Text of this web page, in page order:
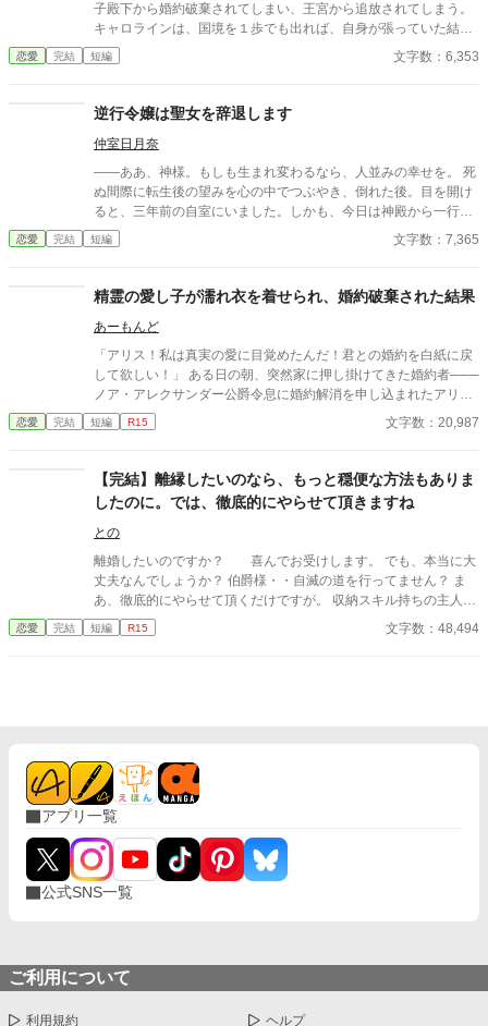
子殿下から婚約破棄されてしまい、王宮から追放されてしまう。
キャロラインは、国境を１歩でも出れば、自身が張っていた結界
が消えてしまうのだ。 結界が消えた王国はいかに？
恋愛 完結 短編 文字数：6,353
逆行令嬢は聖女を辞退します
仲室日月奈
――ああ、神様。もしも生まれ変わるなら、人並みの幸せを。 死
ぬ間際に転生後の望みを心の中でつぶやき、倒れた後。目を開け
ると、三年前の自室にいました。しかも、今日は神殿から一行が
やってきて「聖女としてお出迎え」する日ですって？ 聖女なんて
お断りです！
恋愛 完結 短編 文字数：7,365
精霊の愛し子が濡れ衣を着せられ、婚約破棄された結果
あーもんど
「アリス！私は真実の愛に目覚めたんだ！君との婚約を白紙に戻
して欲しい！」 ある日の朝、突然家に押し掛けてきた婚約者───
ノア・アレクサンダー公爵令息に婚約解消を申し込まれたアリ
ス・ベネット伯爵令嬢。 婚約解消に同意したアリスだったが、ノ
アに『解消理由をそちらに非があるように偽装して欲しい』と頼
約解消を申し込まれただけでも屈辱なのに、そのうえ解消理由を
偽装するなど有り得ない。 『そこをなんとか······』と食い下がる
ノアをアリスは叱咤し、屋敷から追い出した。 その数日後、アカ
デミーの卒業パーティーへ出席したアリスはノアと再会する。 彼
の隣には想い人と思われる女性の姿が·····。 『まだ正式に婚約解
消した訳でもないのに、他の女とパーティーに出席するだなんて·
····』と呆れ返るアリスに、ノアは大声で叫んだ。 「アリス・ベ
ネット伯爵令嬢！君との婚約を破棄させてもらう！婚約者が居な
がら、他の男と寝た君とは結婚出来ない！」 濡れ衣を着せられた
ません。 ※hotランキング一位ありがとうございます(2020/12/01)
恋愛 完結 短編 R15 文字数：20,987
【完結】離縁したいのなら、もっと穏便な方法もありま
したのに。では、徹底的にやらせて頂きますね
との
離婚したいのですか？ 喜んでお受けします。 でも、本当に大
丈夫なんでしょうか？ 伯爵様・・自滅の道を行ってません？ ま
あ、徹底的にやらせて頂くだけですが。 収納スキル持ちの主人公
と、錬金術師と異名をとる父親が爆走します。 （父さんの今の顔
を見たらフリーカンパニーの団長も怯えるわ。ちっちゃい頃の私
恋愛 完結 短編 R15 文字数：48,494
アプリ一覧
公式SNS一覧
ご利用について
利用規約 ヘルプ